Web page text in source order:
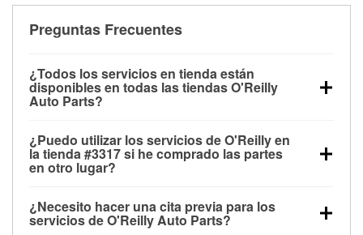
Preguntas Frecuentes
¿Todos los servicios en tienda están
disponibles en todas las tiendas O'Reilly
Auto Parts?
las pruebas de batería, pruebas de alternador y
motor de arranque, revisión de la luz “Check Engine”
con O'Reilly VeriScan® e instalación de
limpiaparabrisas o bombillas, están disponibles en
todas las tiendas O'Reilly Auto Parts. La tienda
¿Puedo utilizar los servicios de O'Reilly en
la tienda #3317 si he comprado las partes
en otro lugar?
de O'Reilly Auto Parts que estén disponibles en la
tienda #3317 de Sterling Heights, MI aunque hayas
¿Necesito hacer una cita previa para los
servicios de O'Reilly Auto Parts?